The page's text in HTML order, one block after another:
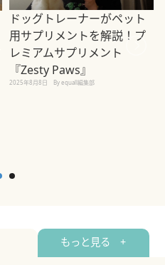
ドッグトレーナーがペット
用サプリメントを解説！プ
レミアムサプリメント
『Zesty Paws』
2025年8月8日 By equall編集部
もっと見る +